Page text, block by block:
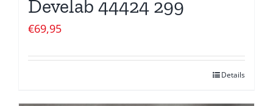
Develab 44424 299
€69,95
Details